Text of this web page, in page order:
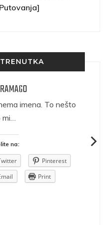
imena. To nešto
mi…
na:
Pinterest
Print